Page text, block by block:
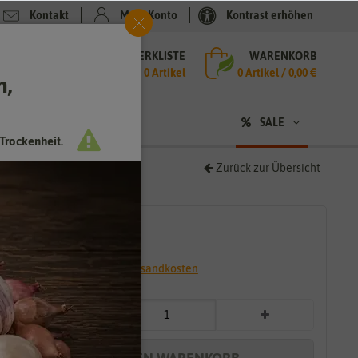
Kontakt Mein Konto Kontrast erhöhen
MERKLISTE
0 Artikel
WARENKORB
0Artikel /0,00 €
SALE
Zurück zur Übersicht
* inkl. 7% MwSt. zzgl. Versandkosten